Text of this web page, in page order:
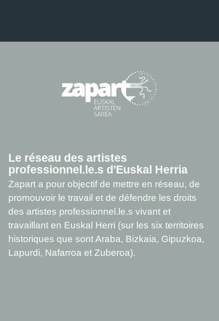
Le réseau des artistes
professionnel.le.s d'Euskal Herria
Zapart a pour objectif de mettre en réseau, de
promouvoir le travail et de défendre les droits
des artistes professionnel.le.s vivant et
travaillant en Euskal Herri (sur les six territoires
historiques que sont Araba, Bizkaia, Gipuzkoa,
Lapurdi, Nafarroa et Zuberoa).